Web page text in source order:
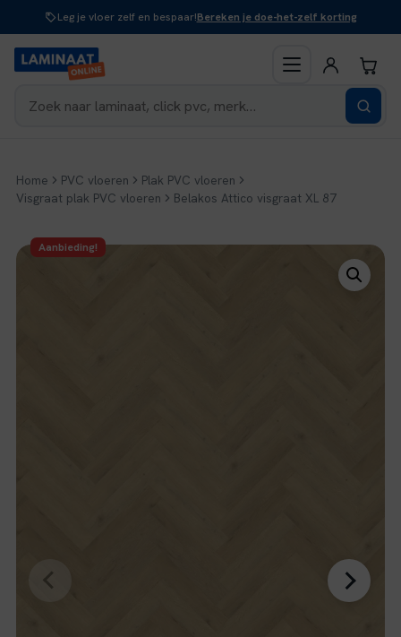
inhoud
Leg je vloer zelf en bespaar!Bereken je doe-het-zelf korting
Home PVC vloeren
Plak PVC vloeren
Visgraat plak PVC vloeren
Belakos Attico visgraat XL 87
Aanbieding!